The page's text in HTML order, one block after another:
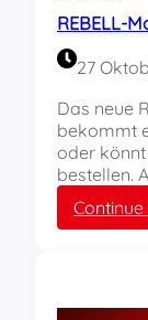
REBELL-
27
Das neue
bekommt
oder
bestellen.